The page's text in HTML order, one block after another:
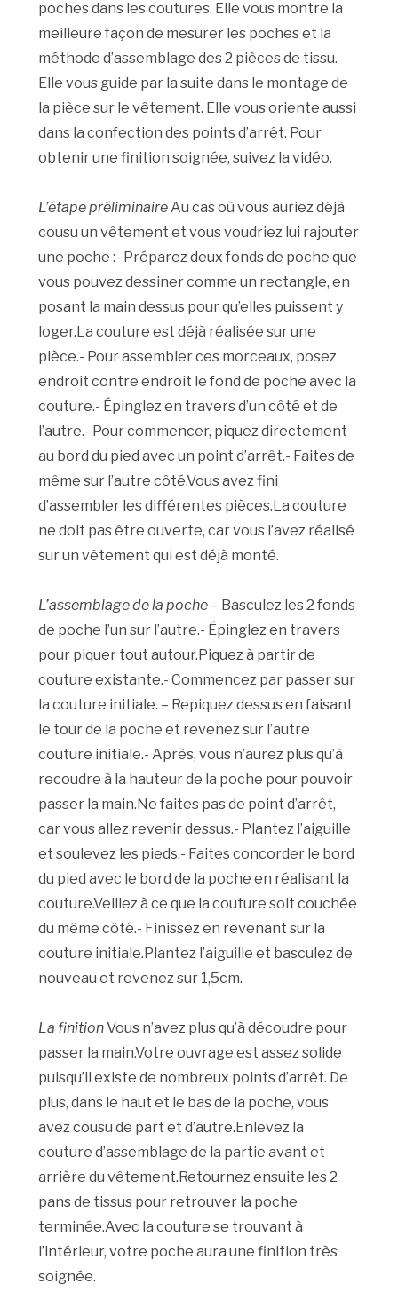
poches dans les coutures. Elle vous montre la
meilleure façon de mesurer les poches et la
méthode d’assemblage des 2 pièces de tissu.
Elle vous guide par la suite dans le montage de
la pièce sur le vêtement. Elle vous oriente aussi
dans la confection des points d’arrêt. Pour
obtenir une finition soignée, suivez la vidéo.
L’étape préliminaireAu cas où vous auriez déjà
cousu un vêtement et vous voudriez lui rajouter
une poche :- Préparez deux fonds de poche que
vous pouvez dessiner comme un rectangle, en
posant la main dessus pour qu’elles puissent y
loger.La couture est déjà réalisée sur une
pièce.- Pour assembler ces morceaux, posez
endroit contre endroit le fond de poche avec la
couture.- Épinglez en travers d’un côté et de
l’autre.- Pour commencer, piquez directement
au bord du pied avec un point d’arrêt.- Faites de
même sur l’autre côté.Vous avez fini
d’assembler les différentes pièces.La couture
ne doit pas être ouverte, car vous l’avez réalisé
sur un vêtement qui est déjà monté.
L’assemblage de la poche – Basculez les 2 fonds
de poche l’un sur l’autre.- Épinglez en travers
pour piquer tout autour.Piquez à partir de
couture existante.- Commencez par passer sur
la couture initiale. – Repiquez dessus en faisant
le tour de la poche et revenez sur l’autre
couture initiale.- Après, vous n’aurez plus qu’à
recoudre à la hauteur de la poche pour pouvoir
passer la main.Ne faites pas de point d’arrêt,
car vous allez revenir dessus.- Plantez l’aiguille
et soulevez les pieds.- Faites concorder le bord
du pied avec le bord de la poche en réalisant la
couture.Veillez à ce que la couture soit couchée
du même côté.- Finissez en revenant sur la
couture initiale.Plantez l’aiguille et basculez de
nouveau et revenez sur 1,5cm.
La finitionVous n’avez plus qu’à découdre pour
passer la main.Votre ouvrage est assez solide
puisqu’il existe de nombreux points d’arrêt. De
plus, dans le haut et le bas de la poche, vous
avez cousu de part et d’autre.Enlevez la
couture d’assemblage de la partie avant et
arrière du vêtement.Retournez ensuite les 2
pans de tissus pour retrouver la poche
terminée.Avec la couture se trouvant à
l’intérieur, votre poche aura une finition très
soignée.